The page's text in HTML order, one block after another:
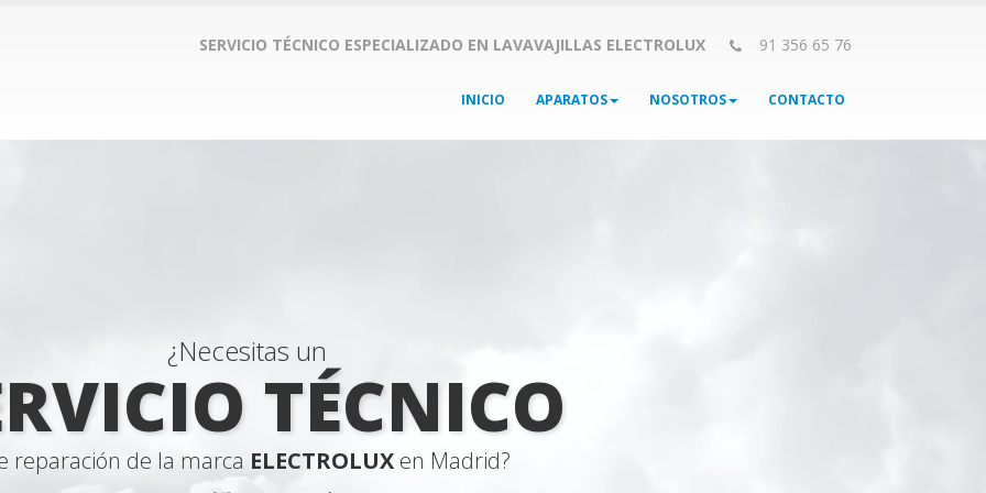
SERVICIO TÉCNICO ESPECIALIZADO EN LAVAVAJILLAS ELECTROLUX 91 356 65 76
INICIO APARATOS NOSOTROS CONTACTO
¿Necesitas un
TÉCNICO
reparación de la marca ELECTROLUXen Madrid?